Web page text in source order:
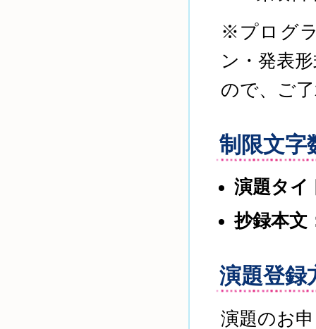
※プログ
ン・発表
ので、ご
制限文字
演題タ
抄録本文
演題登録
演題のお